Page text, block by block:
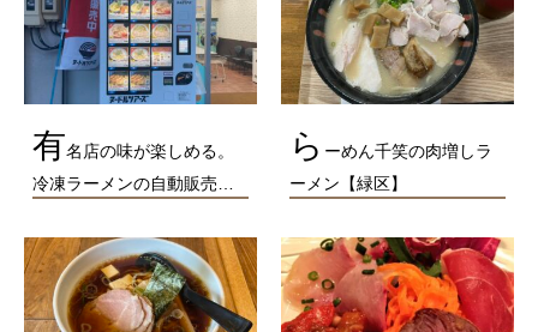
有名店の味が楽しめる。
冷凍ラーメンの自動販売…
ら ーめん千笑の肉増しラ
ーメン【緑区】